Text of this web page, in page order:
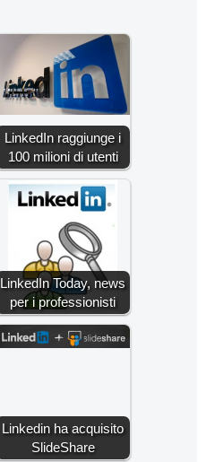
LinkedIn raggiunge i
100 milioni di utenti
LinkedIn Today, news
per i professionisti
Linkedin ha acquisito
SlideShare